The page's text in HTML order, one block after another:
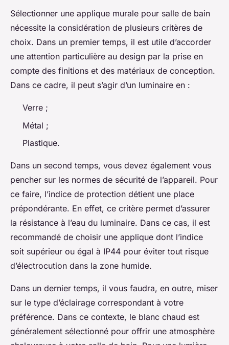
Sélectionner une applique murale pour salle de bain
nécessite la considération de plusieurs critères de
choix. Dans un premier temps, il est utile d’accorder
une attention particulière au design par la prise en
compte des finitions et des matériaux de conception.
Dans ce cadre, il peut s’agir d’un luminaire en :
Verre ;
Métal ;
Plastique.
Dans un second temps, vous devez également vous
pencher sur les normes de sécurité de l’appareil. Pour
ce faire, l’indice de protection détient une place
prépondérante. En effet, ce critère permet d’assurer
la résistance à l’eau du luminaire. Dans ce cas, il est
recommandé de choisir une applique dont l’indice
soit supérieur ou égal à IP44 pour éviter tout risque
d’électrocution dans la zone humide.
Dans un dernier temps, il vous faudra, en outre, miser
sur le type d’éclairage correspondant à votre
préférence. Dans ce contexte, le blanc chaud est
généralement sélectionné pour offrir une atmosphère